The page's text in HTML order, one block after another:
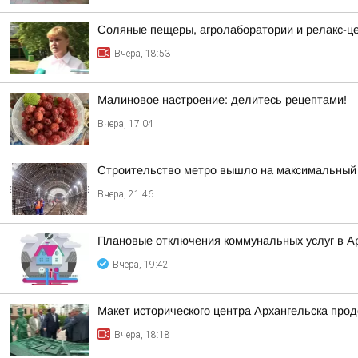
Соляные пещеры, агролаборатории и релакс-
Вчера, 18:53
Малиновое настроение: делитесь рецептами!
Вчера, 17:04
Строительство метро вышло на максимальный
Вчера, 21:46
Плановые отключения коммунальных услуг в
Вчера, 19:42
Макет исторического центра Архангельска
Вчера, 18:18